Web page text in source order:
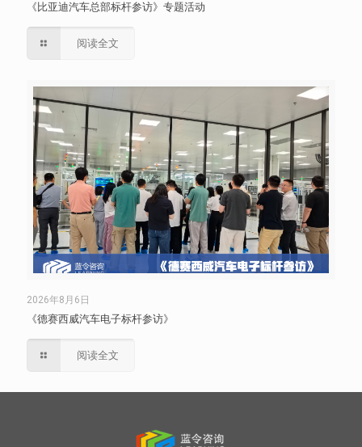
《比亚迪汽车总部标杆参访》专题活动
阅读全文
2026年8月6日
《德赛西威汽车电子标杆参访》
阅读全文